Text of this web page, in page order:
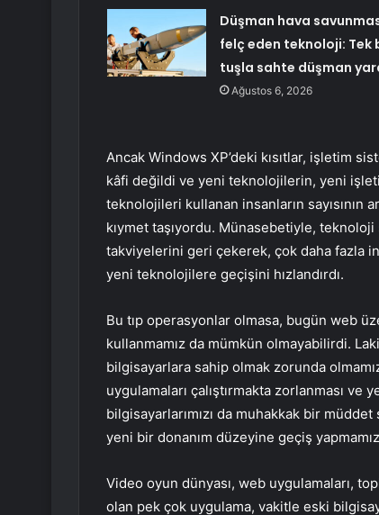
Düşman hava
felç eden teknoloji: Tek
tuşla sahte düşman
Ağustos 6, 2026
Ancak Windows XP’deki kısıtlar, işletim
kâfi değildi ve yeni teknolojilerin, yeni
teknolojileri kullanan insanların
kıymet taşıyordu. Münasebetiyle,
takviyelerini geri çekerek, çok daha fazla
yeni teknolojilere geçişini hızlandırdı.
Bu tıp operasyonlar olmasa, bugün web
kullanmamız da mümkün olmayabilirdi.
bilgisayarlara sahip olmak zorunda
uygulamaları çalıştırmakta zorlanması ve
bilgisayarlarımızı da muhakkak bir
yeni bir donanım düzeyine geçiş
Video oyun dünyası, web uygulamaları,
olan pek çok uygulama, vakitle eski